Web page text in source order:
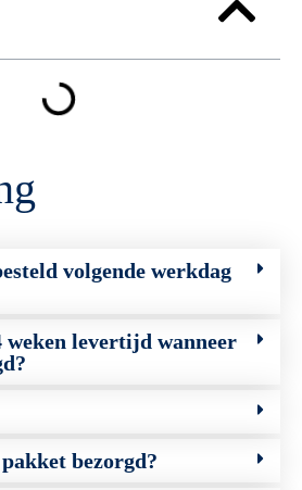
volgende werkdag
levertijd wanneer
bezorgd?